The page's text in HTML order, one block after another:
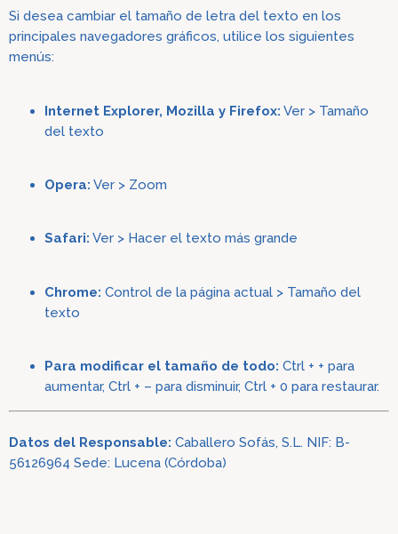
Si desea cambiar el tamaño de letra del texto en los
principales navegadores gráficos, utilice los siguientes
menús:
Internet Explorer, Mozilla y Firefox: Ver > Tamaño
del texto
Opera: Ver > Zoom
Safari: Ver > Hacer el texto más grande
Chrome: Control de la página actual > Tamaño del
texto
Para modificar el tamaño de todo: Ctrl + + para
aumentar, Ctrl + – para disminuir, Ctrl + 0 para restaurar.
Datos del Responsable: Caballero Sofás, S.L. NIF: B-
56126964 Sede: Lucena (Córdoba)